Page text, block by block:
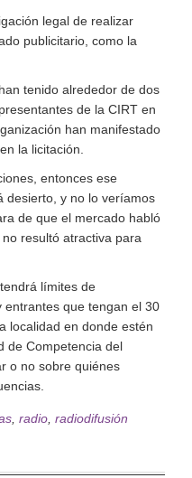
legal de realizar
publicitario, como la
tenido alrededor de dos
de la CIRT en
han manifestado
la licitación.
entonces ese
desierto, y no lo veríamos
de que el mercado habló
resultó atractiva para
límites de
entrantes que tengan el 30
localidad en donde estén
de Competencia del
o no sobre quiénes
radio radiodifusión